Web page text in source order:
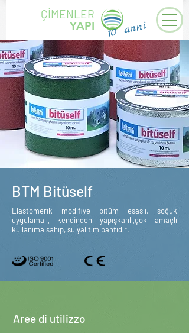
ÇİMENLER
YAPI
10 anni
BTM Bitüself
Elastomerik modifiye bitüm esaslı, soğuk
uygulamalı, kendinden yapışkanlı,çok amaçlı
kullanıma sahip, su yalıtım bantıdır.
Aree di utilizzo